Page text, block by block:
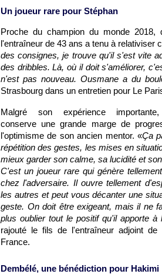
Un joueur rare pour Stéphan
Proche du champion du monde
l'entraîneur de 43 ans a tenu à relativiser
des consignes, je trouve qu'il s'est vite
des dribbles. Là, où il doit s'améliorer,
n'est pas nouveau. Ousmane a du
Strasbourg dans un entretien pour Le
Malgré son expérience
conserve une grande marge de
l'optimisme de son ancien mentor. «Ça
répétition des gestes, les mises en
mieux garder son calme, sa lucidité et
C'est un joueur rare qui génère
chez l'adversaire. Il ouvre tellement
les autres et peut vous décanter une
geste. On doit être exigeant, mais il ne
plus oublier tout le positif qu'il apporte à
rajouté le fils de l'entraîneur adjoint de
France.
Dembélé, une bénédiction pour Hakimi